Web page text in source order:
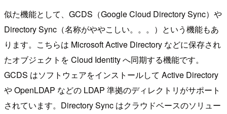
似た機能として、GCDS（Google Cloud Directory Sync）や
Directory Sync（名称がややこしい。。。）という機能もあ
ります。こちらは Microsoft Active Directory などに保存され
たオブジェクトを Cloud Identity へ同期する機能です。
GCDS はソフトウェアをインストールして Active Directory
や OpenLDAP などの LDAP 準拠のディレクトリがサポート
されています。Directory Sync はクラウドベースのソリュー